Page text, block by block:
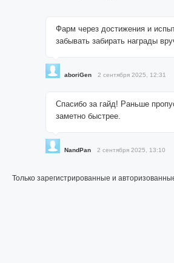
Фарм через достижения и
забывать забирать награды
aboriGen 2 сентября 2025, 12:31
Спасибо за гайд! Раньше
заметно быстрее.
NandPan 2 сентября 2025, 13:10
Только зарегистрированные и